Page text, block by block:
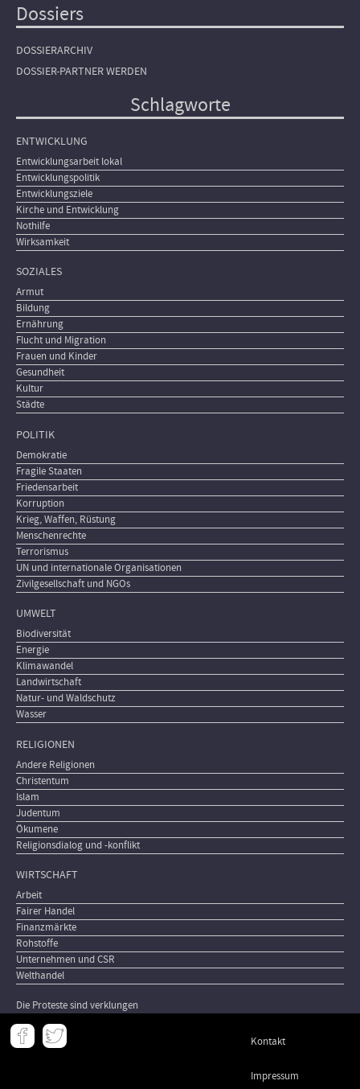
Dossiers
DOSSIERARCHIV
DOSSIER-PARTNER WERDEN
Schlagworte
ENTWICKLUNG
Entwicklungsarbeit lokal
Entwicklungspolitik
Entwicklungsziele
Kirche und Entwicklung
Nothilfe
Wirksamkeit
SOZIALES
Armut
Bildung
Ernährung
Flucht und Migration
Frauen und Kinder
Gesundheit
Kultur
Städte
POLITIK
Demokratie
Fragile Staaten
Friedensarbeit
Korruption
Krieg, Waffen, Rüstung
Menschenrechte
Terrorismus
UN und internationale Organisationen
Zivilgesellschaft und NGOs
UMWELT
Biodiversität
Energie
Klimawandel
Landwirtschaft
Natur- und Waldschutz
Wasser
RELIGIONEN
Andere Religionen
Christentum
Islam
Judentum
Ökumene
Religionsdialog und -konflikt
WIRTSCHAFT
Arbeit
Fairer Handel
Finanzmärkte
Rohstoffe
Unternehmen und CSR
Welthandel
Die Proteste sind verklungen
Meta
- Kontakt
Impressum